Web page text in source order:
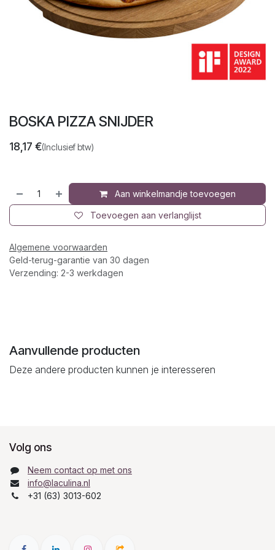
BOSKA PIZZA SNIJDER
18,17 €(Inclusief btw)
Aan winkelmandje toevoegen
Toevoegen aan verlanglijst
Algemene voorwaarden
Geld-terug-garantie van 30 dagen
Verzending: 2-3 werkdagen
Aanvullende producten
Deze andere producten kunnen je interesseren
Volg ons
Neem contact op met ons
info@laculina.nl
+31 (63) 3013-602